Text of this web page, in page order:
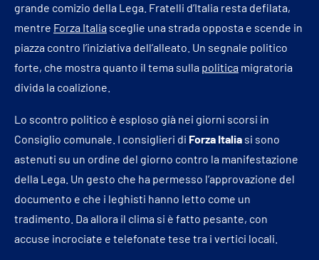
grande comizio della Lega. Fratelli d’Italia resta defilata,
mentre Forza Italia sceglie una strada opposta e scende in
piazza contro l’iniziativa dell’alleato. Un segnale politico
forte, che mostra quanto il tema sulla politica migratoria
divida la coalizione.
Lo scontro politico è esploso già nei giorni scorsi in
Consiglio comunale. I consiglieri di Forza Italia si sono
astenuti su un ordine del giorno contro la manifestazione
della Lega. Un gesto che ha permesso l’approvazione del
documento e che i leghisti hanno letto come un
tradimento. Da allora il clima si è fatto pesante, con
accuse incrociate e telefonate tese tra i vertici locali.